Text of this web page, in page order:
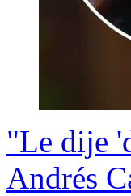
"Le dije
Andrés